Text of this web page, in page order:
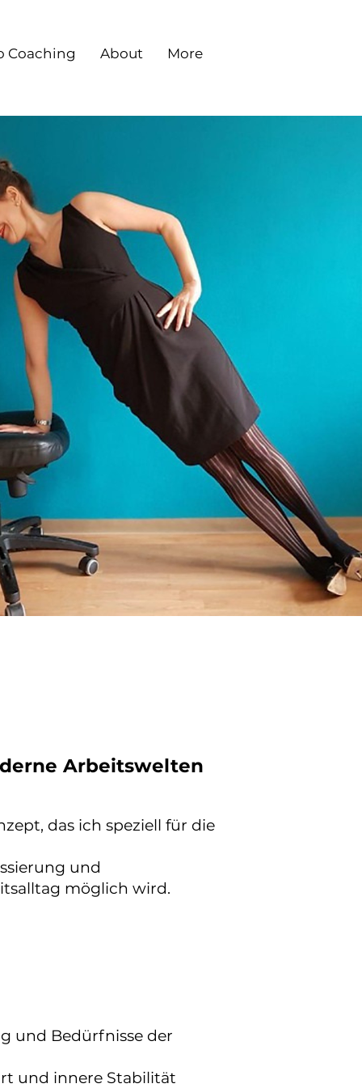
Coaching About More
Arbeitswelten
das ich speziell für die
und
möglich wird.
und Bedürfnisse der
und innere Stabilität